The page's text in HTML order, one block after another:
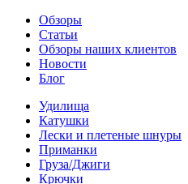
Обзоры
Статьи
Обзоры наших клиентов
Новости
Блог
Удилища
Катушки
Лески и плетеные шнуры
Приманки
Груза/Джиги
Крючки